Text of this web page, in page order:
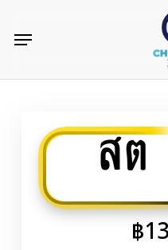
content
Menu
สต
฿